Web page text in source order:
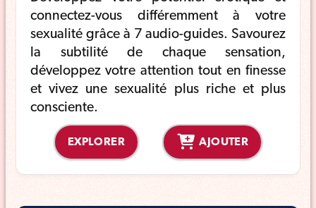
connectez-vous différemment à votre
sexualité grâce à 7 audio-guides. Savourez
la subtilité de chaque sensation,
développez votre attention tout en finesse
et vivez une sexualité plus riche et plus
consciente.
EXPLORER AJOUTER